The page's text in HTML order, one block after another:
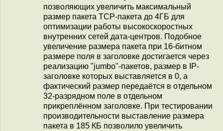
позволяющих увеличить максимальный
размер пакета TCP-пакета до 4ГБ для
оптимизации работы высокоскоростных
внутренних сетей дата-центров. Подобное
увеличение размера пакета при 16-битном
размере поля в заголовке достигается через
реализацию "jumbo"-пакетов, размер в IP-
заголовке которых выставляется в 0, а
фактический размер передаётся в отдельном
32-разрядном поле в отдельном
прикреплённом заголовке. При тестировании
производительности выставление размера
пакета в 185 КБ позволило увеличить